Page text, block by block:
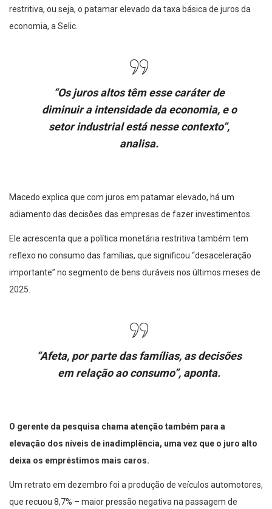
restritiva, ou seja, o patamar elevado da taxa básica de juros da
economia, a Selic.
“Os juros altos têm esse caráter de
diminuir a intensidade da economia, e o
setor industrial está nesse contexto”,
analisa.
Macedo explica que com juros em patamar elevado, há um
adiamento das decisões das empresas de fazer investimentos.
Ele acrescenta que a política monetária restritiva também tem
reflexo no consumo das famílias, que significou “desaceleração
importante” no segmento de bens duráveis nos últimos meses de
2025.
“Afeta, por parte das famílias, as decisões
em relação ao consumo”, aponta.
O gerente da pesquisa chama atenção também para a
elevação dos níveis de inadimplência, uma vez que o juro alto
deixa os empréstimos mais caros.
Um retrato em dezembro foi a produção de veículos automotores,
que recuou 8,7% – maior pressão negativa na passagem de